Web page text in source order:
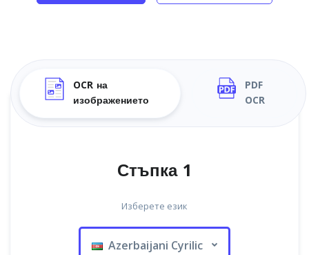
OCR на
изображението
PDF
OCR
Стъпка 1
Изберете език
Azerbaijani Cyrilic